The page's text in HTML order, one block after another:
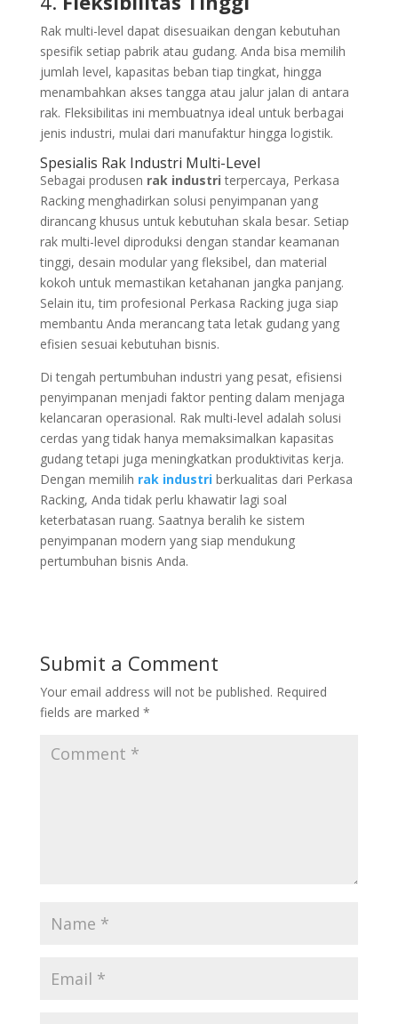
Rak multi-level dapat disesuaikan dengan kebutuhan
spesifik setiap pabrik atau gudang. Anda bisa memilih
jumlah level, kapasitas beban tiap tingkat, hingga
menambahkan akses tangga atau jalur jalan di antara
rak. Fleksibilitas ini membuatnya ideal untuk berbagai
jenis industri, mulai dari manufaktur hingga logistik.
Spesialis Rak Industri Multi-Level
Sebagai produsen rak industri terpercaya, Perkasa
Racking menghadirkan solusi penyimpanan yang
dirancang khusus untuk kebutuhan skala besar. Setiap
rak multi-level diproduksi dengan standar keamanan
tinggi, desain modular yang fleksibel, dan material
kokoh untuk memastikan ketahanan jangka panjang.
Selain itu, tim profesional Perkasa Racking juga siap
membantu Anda merancang tata letak gudang yang
efisien sesuai kebutuhan bisnis.
Di tengah pertumbuhan industri yang pesat, efisiensi
penyimpanan menjadi faktor penting dalam menjaga
kelancaran operasional. Rak multi-level adalah solusi
cerdas yang tidak hanya memaksimalkan kapasitas
gudang tetapi juga meningkatkan produktivitas kerja.
Dengan memilih rak industriberkualitas dari Perkasa
Racking, Anda tidak perlu khawatir lagi soal
keterbatasan ruang. Saatnya beralih ke sistem
penyimpanan modern yang siap mendukung
pertumbuhan bisnis Anda.
Submit a Comment
Your email address will not be published. Required
fields are marked *